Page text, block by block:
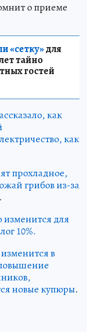
о приеме
«сетку»для
тайно
гостей
как
как
прохладное,
грибов из-за
.
для
10%.
в
новые купюры.